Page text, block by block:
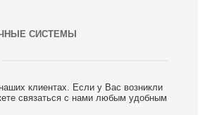
СИСТЕМЫ
клиентах. Если у Вас возникли
связаться с нами любым удобным